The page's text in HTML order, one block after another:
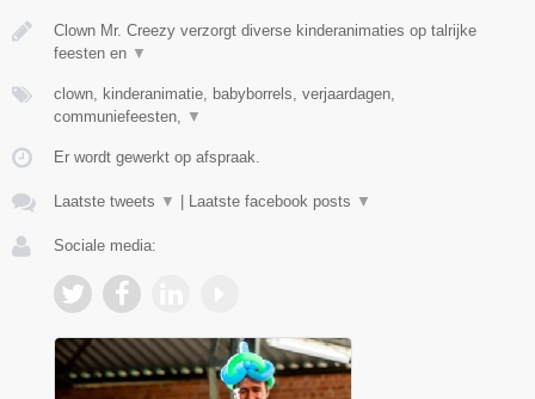
Clown Mr. Creezy verzorgt diverse kinderanimaties op talrijke
feesten en ▼
clown, kinderanimatie, babyborrels, verjaardagen,
communiefeesten, ▼
Er wordt gewerkt op afspraak.
Laatste tweets ▼ Laatste facebook posts ▼
Sociale media: